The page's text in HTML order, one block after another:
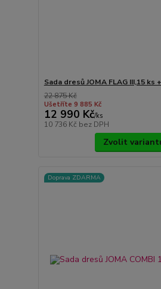
Sada dresů JOMA FLAG III,15 ks
22 875 Kč
Ušetříte 9 885 Kč
12 990 Kč/ks
10 736 Kč bez DPH
Zvolit
Doprava ZDARMA